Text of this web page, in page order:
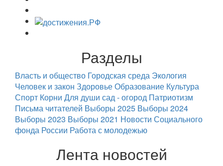
Разделы
Власть и общество Городская среда Экология
Человек и закон ЗдоровьеОбразование Культура
Спорт Корни Для души сад - огород Патриотизм
Письма читателей Выборы 2025 Выборы 2024
Выборы 2023 Выборы 2021 Новости Социального
фонда России Работа с молодежью
Лента новостей